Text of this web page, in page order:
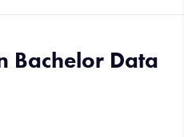
Bachelor Data